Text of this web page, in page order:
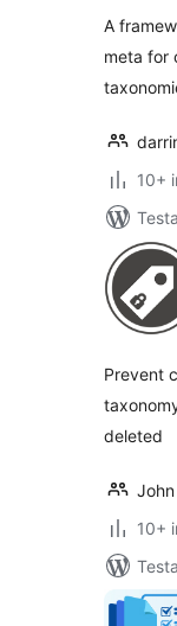
A
meta for
10+
Prevent
deleted
10+